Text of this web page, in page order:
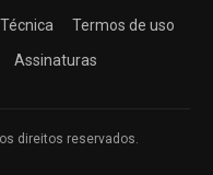
Termos de uso
Assinaturas
direitos reservados.